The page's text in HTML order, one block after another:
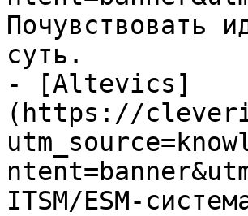
Почувствовать
суть.
- [Altevics]
(https://
ITSM/ESM-